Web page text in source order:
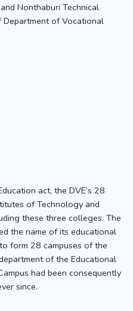
Nonthaburi Technical
of Vocational
act, the DVE’s 28
of Technology and
these three colleges. The
the name of its educational
form 28 campuses of the
of the Educational
had been consequently
since.